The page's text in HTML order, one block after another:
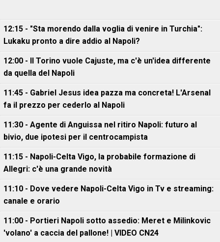
12:15 - "Sta morendo dalla voglia di venire in Turchia":
Lukaku pronto a dire addio al Napoli?
12:00 - Il Torino vuole Cajuste, ma c'è un'idea differente
da quella del Napoli
11:45 - Gabriel Jesus idea pazza ma concreta! L'Arsenal
fa il prezzo per cederlo al Napoli
11:30 - Agente di Anguissa nel ritiro Napoli: futuro al
bivio, due ipotesi per il centrocampista
11:15 - Napoli-Celta Vigo, la probabile formazione di
Allegri: c'è una grande novità
11:10 - Dove vedere Napoli-Celta Vigo in Tv e streaming:
canale e orario
11:00 - Portieri Napoli sotto assedio: Meret e Milinkovic
'volano' a caccia del pallone! | VIDEO CN24